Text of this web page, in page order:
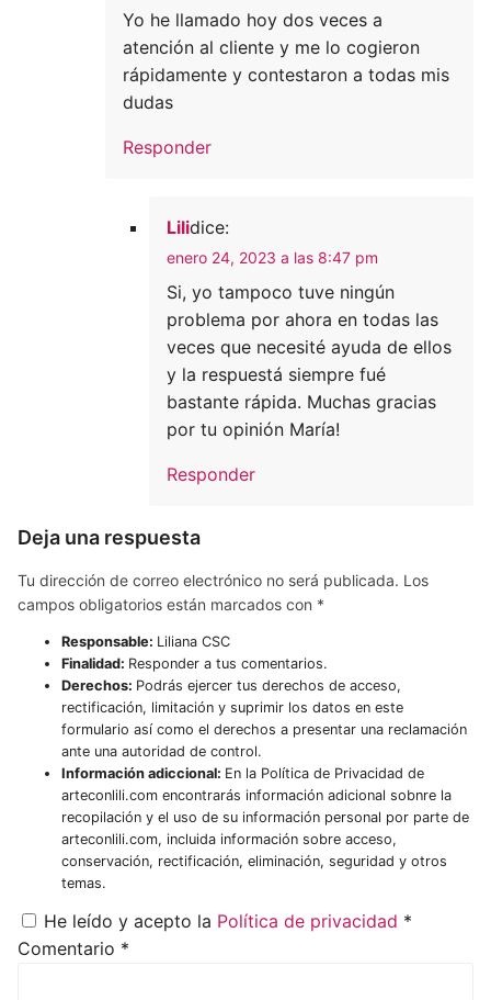
Yo he llamado hoy dos veces a
atención al cliente y me lo cogieron
rápidamente y contestaron a todas mis
dudas
Responder
Lilidice:
enero 24, 2023 a las 8:47 pm
Si, yo tampoco tuve ningún
problema por ahora en todas las
veces que necesité ayuda de ellos
y la respuestá siempre fué
bastante rápida. Muchas gracias
por tu opinión María!
Responder
Deja una respuesta
Tu dirección de correo electrónico no será publicada. Los
campos obligatorios están marcados con *
Comentario *
Responsable: Liliana CSC
Finalidad: Responder a tus comentarios.
Derechos: Podrás ejercer tus derechos de acceso,
rectificación, limitación y suprimir los datos en este
formulario así como el derechos a presentar una reclamación
ante una autoridad de control.
Información adiccional: En la Política de Privacidad de
arteconlili.com encontrarás información adicional sobnre la
recopilación y el uso de su información personal por parte de
arteconlili.com, incluida información sobre acceso,
conservación, rectificación, eliminación, seguridad y otros
temas.
He leído y acepto la Política de privacidad *